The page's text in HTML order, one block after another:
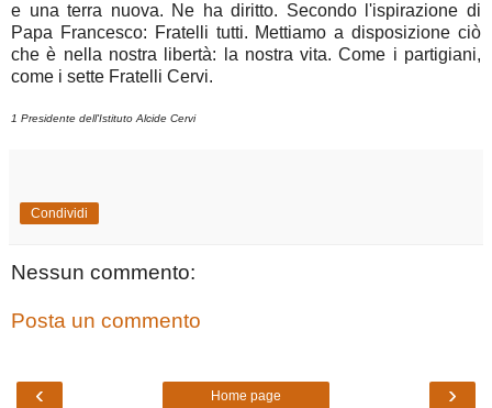
e una terra nuova. Ne ha diritto. Secondo l'ispirazione di
Papa Francesco: Fratelli tutti. Mettiamo a disposizione ciò
che è nella nostra libertà: la nostra vita. Come i partigiani,
come i sette Fratelli Cervi.
1 Presidente dell'Istituto Alcide Cervi
Condividi
Nessun commento:
Posta un commento
‹ ›
Home page